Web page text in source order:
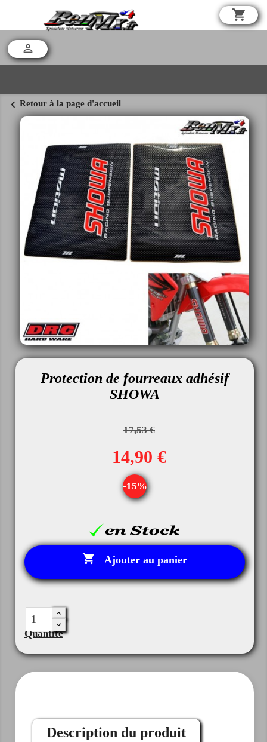
shopping_cart

chevron_left Retour à la page d'accueil
Protection de fourreaux adhésif
SHOWA
17,53 €
14,90 €
-15%
 Ajouter au panier
Quantité
Description du produit